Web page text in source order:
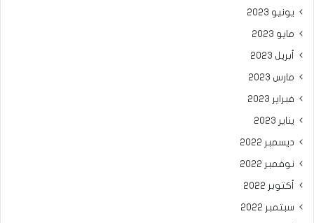
يونيو 2023
مايو 2023
أبريل 2023
مارس 2023
فبراير 2023
يناير 2023
ديسمبر 2022
نوفمبر 2022
أكتوبر 2022
سبتمبر 2022